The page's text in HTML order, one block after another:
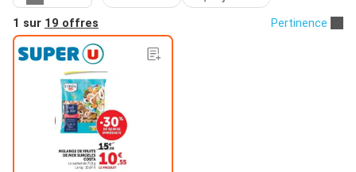
1 sur 19 offres Pertinence